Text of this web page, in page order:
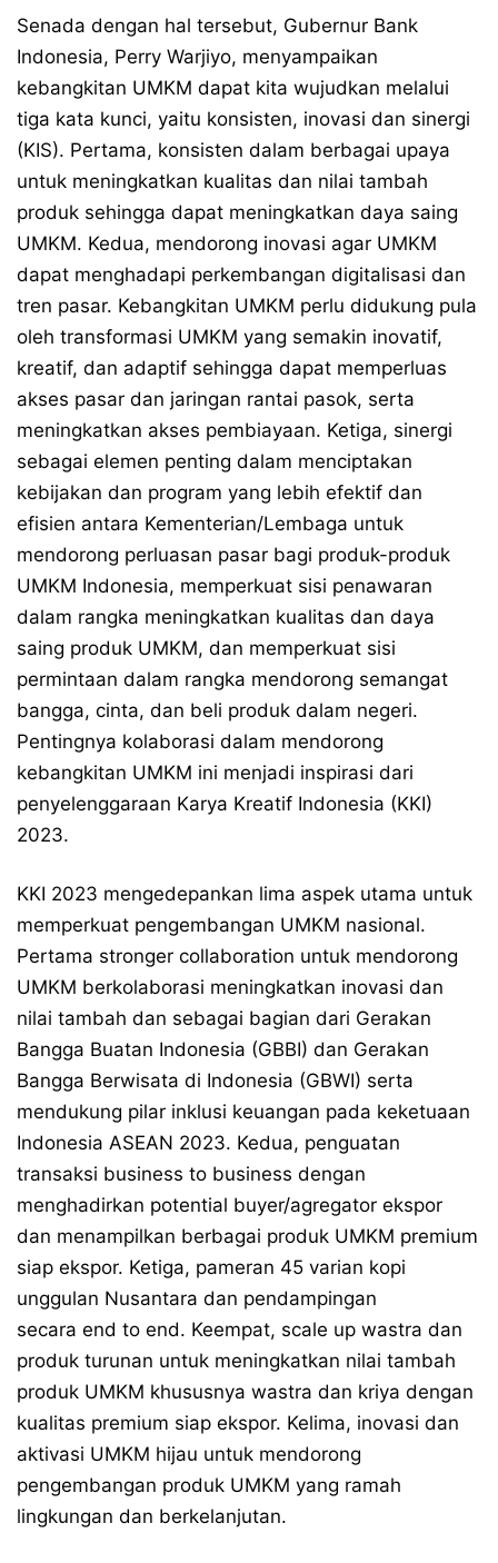
Senada dengan hal tersebut, Gubernur Bank
Indonesia, Perry Warjiyo, menyampaikan
kebangkitan UMKM dapat kita wujudkan melalui
tiga kata kunci, yaitu konsisten, inovasi dan sinergi
(KIS). Pertama, konsisten dalam berbagai upaya
untuk meningkatkan kualitas dan nilai tambah
produk sehingga dapat meningkatkan daya saing
UMKM. Kedua, mendorong inovasi agar UMKM
dapat menghadapi perkembangan digitalisasi dan
tren pasar. Kebangkitan UMKM perlu didukung pula
oleh transformasi UMKM yang semakin inovatif,
kreatif, dan adaptif sehingga dapat memperluas
akses pasar dan jaringan rantai pasok, serta
meningkatkan akses pembiayaan. Ketiga, sinergi
sebagai elemen penting dalam menciptakan
kebijakan dan program yang lebih efektif dan
efisien antara Kementerian/Lembaga untuk
mendorong perluasan pasar bagi produk-produk
UMKM Indonesia, memperkuat sisi penawaran
dalam rangka meningkatkan kualitas dan daya
saing produk UMKM, dan memperkuat sisi
permintaan dalam rangka mendorong semangat
bangga, cinta, dan beli produk dalam negeri.
Pentingnya kolaborasi dalam mendorong
kebangkitan UMKM ini menjadi inspirasi dari
penyelenggaraan Karya Kreatif Indonesia (KKI)
2023.
KKI 2023 mengedepankan lima aspek utama untuk
memperkuat pengembangan UMKM nasional.
Pertama stronger collaboration untuk mendorong
UMKM berkolaborasi meningkatkan inovasi dan
nilai tambah dan sebagai bagian dari Gerakan
Bangga Buatan Indonesia (GBBI) dan Gerakan
Bangga Berwisata di Indonesia (GBWI) serta
mendukung pilar inklusi keuangan pada keketuaan
Indonesia ASEAN 2023. Kedua, penguatan
transaksi business to business dengan
menghadirkan potential buyer/agregator ekspor
dan menampilkan berbagai produk UMKM premium
siap ekspor. Ketiga, pameran 45 varian kopi
unggulan Nusantara dan pendampingan
secara end to end. Keempat, scale up wastra dan
produk turunan untuk meningkatkan nilai tambah
produk UMKM khususnya wastra dan kriya dengan
kualitas premium siap ekspor. Kelima, inovasi dan
aktivasi UMKM hijau untuk mendorong
pengembangan produk UMKM yang ramah
lingkungan dan berkelanjutan.